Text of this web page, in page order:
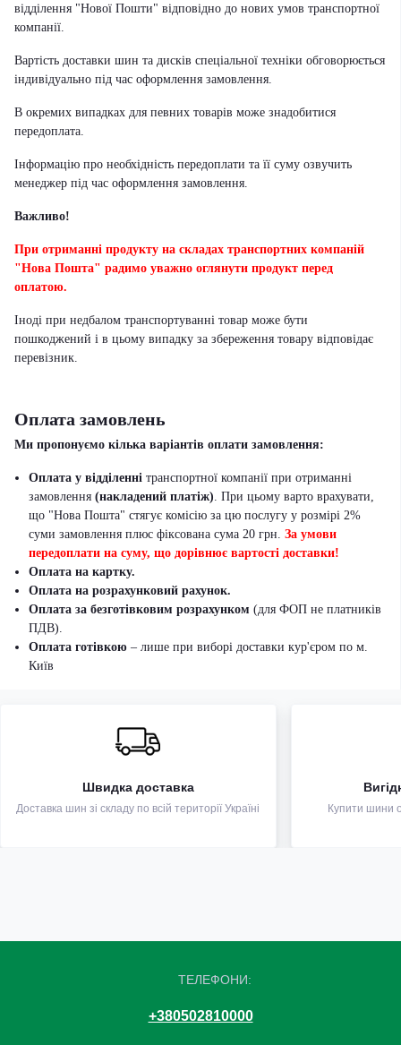
відділення "Нової Пошти" відповідно до нових умов транспортної
компанії.
Вартість доставки шин та дисків спеціальної техніки обговорюється
індивідуально під час оформлення замовлення.
В окремих випадках для певних товарів може знадобитися
передоплата.
Інформацію про необхідність передоплати та її суму озвучить
менеджер під час оформлення замовлення.
Важливо!
При отриманні продукту на складах транспортних компаній
"Нова Пошта" радимо уважно оглянути продукт перед
оплатою.
Іноді при недбалом транспортуванні товар може бути
пошкоджений і в цьому випадку за збереження товару відповідає
перевізник.
Оплата замовлень
Ми пропонуємо кілька варіантів оплати замовлення:
Оплата у відділенні транспортної компанії при отриманні
замовлення (накладений платіж). При цьому варто врахувати,
що "Нова Пошта" стягує комісію за цю послугу у розмірі 2%
суми замовлення плюс фіксована сума 20 грн. За умови
передоплати на суму, що дорівнює вартості доставки!
Оплата на картку.
Оплата на розрахунковий рахунок.
Оплата за безготівковим розрахунком (для ФОП не платників
ПДВ).
Оплата готівкою – лише при виборі доставки кур'єром по м.
Київ
Швидка доставка
Доставка шин зі складу по всій території Україні Купити шини
ТЕЛЕФОНИ:
+380502810000